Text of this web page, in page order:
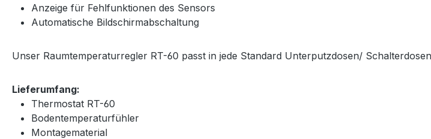
Anzeige für Fehlfunktionen des Sensors
Automatische Bildschirmabschaltung
Unser Raumtemperaturregler RT-60 passt in jede Standard Unterputzdosen/
Lieferumfang:
Thermostat RT-60
Bodentemperaturfühler
Montagematerial